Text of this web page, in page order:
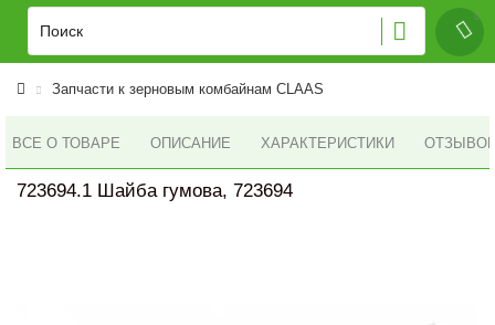
Запчасти к зерновым комбайнам CLAAS
ВСЕ О ТОВАРЕ ОПИСАНИЕ ХАРАКТЕРИСТИКИ ОТЗЫВОВ
723694.1 Шайба гумова, 723694